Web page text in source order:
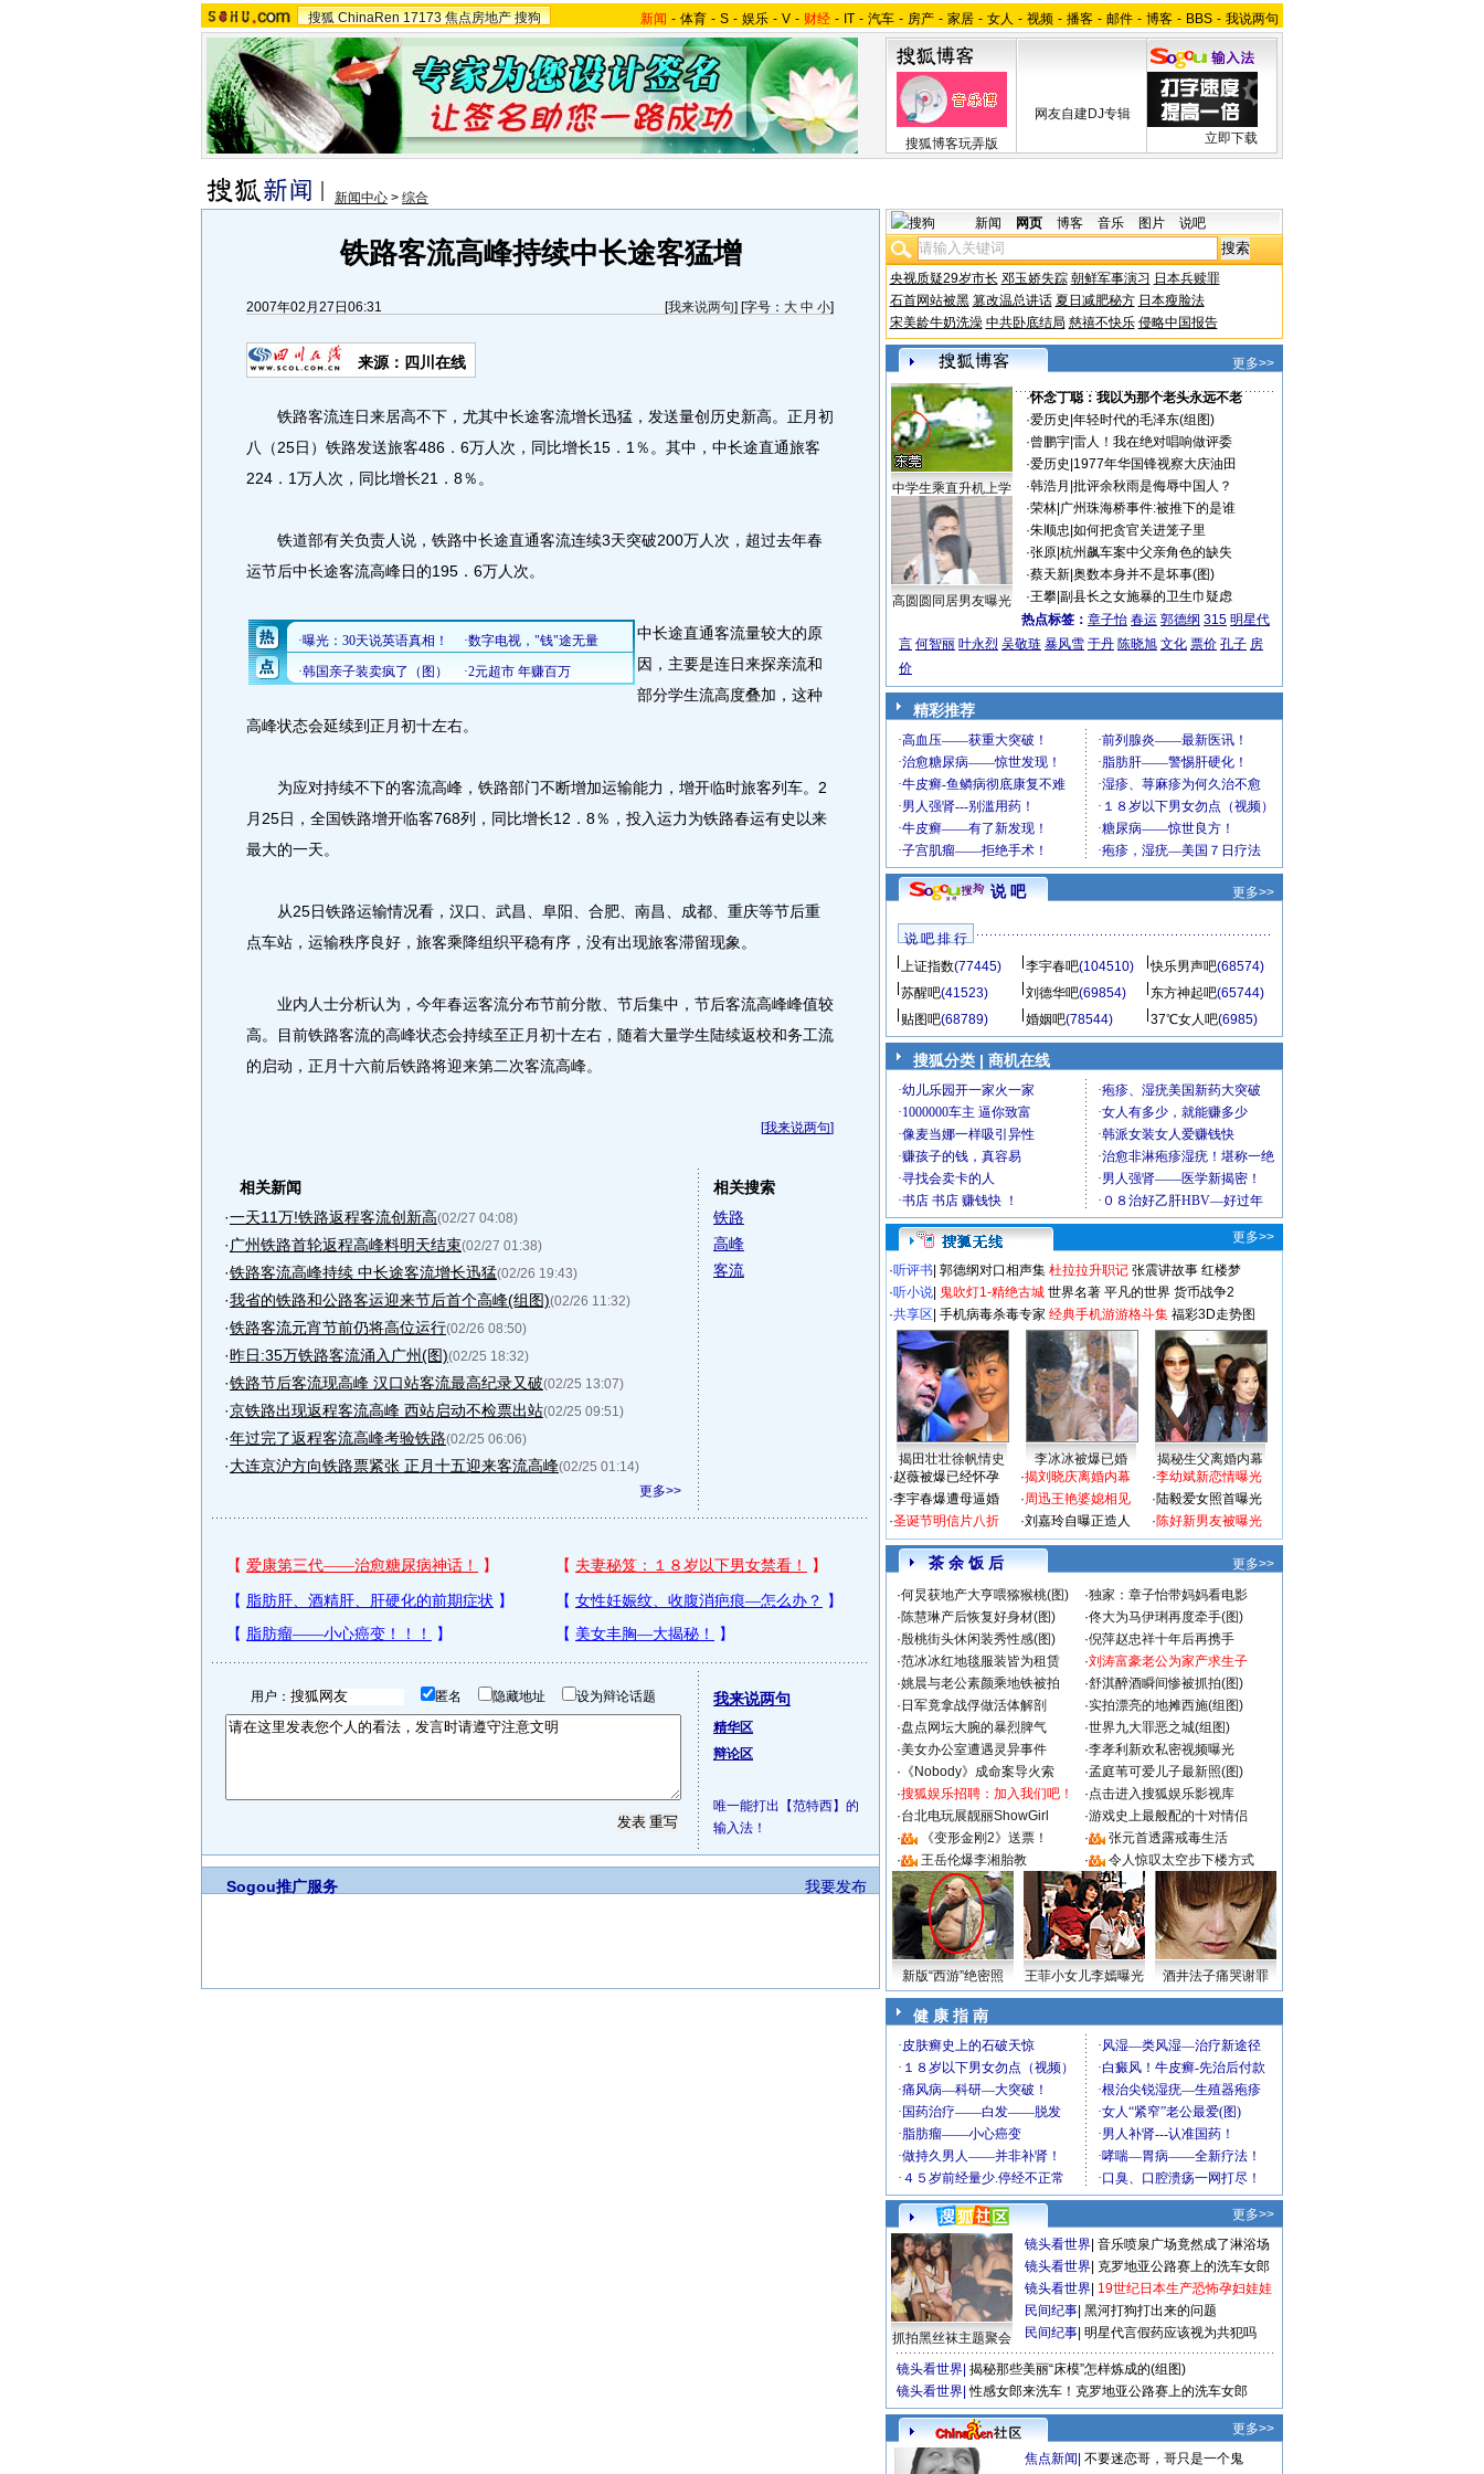
搜狐 ChinaRen 17173 焦点房地产 搜狗 新闻 - 体育 - S - 娱乐 - V - 财经 - IT - 汽车 - 房产 - 家居 - 女人 - 视频 - 播客 - 邮件 - 博客 - BBS - 我说两句
搜狐博客玩弄版
网友自建DJ专辑
立即下载
新闻中心 > 综合
铁路客流高峰持续中长途客猛增
2007年02月27日06:31 [我来说两句] [字号： 大 中 小]
来源：四川在线
铁路客流连日来居高不下，尤其中长途客流增长迅猛，发送量创历史新高。正月初
八（25日）铁路发送旅客486．6万人次，同比增长15．1％。其中，中长途直通旅客
224．1万人次，同比增长21．8％。
铁道部有关负责人说，铁路中长途直通客流连续3天突破200万人次，超过去年春
运节后中长途客流高峰日的195．6万人次。
中长途直通客流量较大的原
因，主要是连日来探亲流和
部分学生流高度叠加，这种
高峰状态会延续到正月初十左右。
为应对持续不下的客流高峰，铁路部门不断增加运输能力，增开临时旅客列车。2
月25日，全国铁路增开临客768列，同比增长12．8％，投入运力为铁路春运有史以来
最大的一天。
从25日铁路运输情况看，汉口、武昌、阜阳、合肥、南昌、成都、重庆等节后重
点车站，运输秩序良好，旅客乘降组织平稳有序，没有出现旅客滞留现象。
业内人士分析认为，今年春运客流分布节前分散、节后集中，节后客流高峰峰值较
高。目前铁路客流的高峰状态会持续至正月初十左右，随着大量学生陆续返校和务工流
的启动，正月十六前后铁路将迎来第二次客流高峰。
[我来说两句]
相关新闻
·一天11万!铁路返程客流创新高(02/27 04:08)
· 广州铁路首轮返程高峰料明天结束(02/27 01:38)
·铁路客流高峰持续 中长途客流增长迅猛(02/26 19:43)
·我省的铁路和公路客运迎来节后首个高峰(组图)(02/26 11:32)
·铁路客流元宵节前仍将高位运行(02/26 08:50)
·昨日:35万铁路客流涌入广州(图)(02/25 18:32)
·铁路节后客流现高峰 汉口站客流最高纪录又破(02/25 13:07)
·京铁路出现返程客流高峰 西站启动不检票出站(02/25 09:51)
·年过完了返程客流高峰考验铁路(02/25 06:06)
·大连京沪方向铁路票紧张 正月十五迎来客流高峰(02/25 01:14)
更多>>
相关搜索
铁路
高峰
客流
用户： 匿名 隐藏地址 设为辩论话题 我来说两句
精华区
辩论区
唯一能打出【范特西】的
输入法！
我要发布
Sogou推广服务
新闻 网页 博客 音乐 图片 说吧
央视质疑29岁市长 邓玉娇失踪 朝鲜军事演习 日本兵赎罪
石首网站被黑 篡改温总讲话 夏日减肥秘方 日本瘦脸法
宋美龄牛奶洗澡 中共卧底结局 慈禧不快乐 侵略中国报告
更多>>
中学生乘直升机上学
高圆圆同居男友曝光
·怀念丁聪：我以为那个老头永远不老
·爱历史 年轻时代的毛泽东(组图)
·曾鹏宇| 雷人！我在绝对唱响做评委
·爱历史 1977年华国锋视察大庆油田
·韩浩月 批评余秋雨是侮辱中国人？
·荣林| 广州珠海桥事件:被推下的是谁
·朱顺忠 如何把贪官关进笼子里
·张原| 杭州飙车案中父亲角色的缺失
·蔡天新| 奥数本身并不是坏事(图)
·王攀| 副县长之女施暴的卫生巾疑虑
热点标签： 章子怡 春运 郭德纲 315 明星代
言 何智丽 叶永烈 吴敬琏 暴风雪 于丹 陈晓旭 文化 票价 孔子 房
价
精彩推荐
说 吧 更多>>
说 吧 排 行
上证指数(77445) 李宇春吧(104510) 快乐男声吧(68574)
苏醒吧(41523) 刘德华吧(69854) 东方神起吧(65744)
贴图吧(68789) 婚姻吧(78544) 37℃女人吧(6985)
搜狐分类 | 商机在线
更多>>
·听评书 郭德纲对口相声集 杜拉拉升职记 张震讲故事 红楼梦
·听小说 鬼吹灯1-精绝古城 世界名著 平凡的世界 货币战争2
·共享区 手机病毒杀毒专家 经典手机游游格斗集 福彩3D走势图
揭田壮壮徐帆情史 李冰冰被爆已婚
揭秘生父离婚内幕
·赵薇被爆已经怀孕
·李宇春爆遭母逼婚
·圣诞节明信片八折
·揭刘晓庆离婚内幕
·周迅王艳婆媳相见
·刘嘉玲自曝正造人
·李幼斌新恋情曝光
·陆毅爱女照首曝光
·陈好新男友被曝光
茶 余 饭 后
更多>>
·何炅获地产大亨喂猕猴桃(图) ·独家：章子怡带妈妈看电影
·陈慧琳产后恢复好身材(图) ·佟大为马伊琍再度牵手(图)
·殷桃街头休闲装秀性感(图) ·倪萍赵忠祥十年后再携手
·范冰冰红地毯服装皆为租赁 ·刘涛富豪老公为家产求生子
·姚晨与老公素颜乘地铁被拍 ·舒淇醉酒瞬间惨被抓拍(图)
· 日军竟拿战俘做活体解剖 ·实拍漂亮的地摊西施(组图)
·盘点网坛大腕的暴烈脾气 ·世界九大罪恶之城(组图)
·美女办公室遭遇灵异事件 ·李孝利新欢私密视频曝光
· 《Nobody》成命案导火索 ·孟庭苇可爱儿子最新照(图)
·搜狐娱乐招聘：加入我们吧！ ·点击进入搜狐娱乐影视库
·台北电玩展靓丽ShowGirl ·游戏史上最般配的十对情侣
·
《变形金刚2》送票！ ·
张元首透露戒毒生活
·
王岳伦爆李湘胎教 · 令人惊叹太空步下楼方式
新版“西游”绝密照 王菲小女儿李嫣曝光 酒井法子痛哭谢罪
健 康 指 南
更多>>
抓拍黑丝袜主题聚会
镜头看世界 音乐喷泉广场竟然成了淋浴场
镜头看世界 克罗地亚公路赛上的洗车女郎
镜头看世界 19世纪日本生产恐怖孕妇娃娃
民间纪事 黑河打狗打出来的问题
民间纪事 明星代言假药应该视为共犯吗
镜头看世界 揭秘那些美丽“床模”怎样炼成的(组图)
镜头看世界 性感女郎来洗车！克罗地亚公路赛上的洗车女郎
更多>>
焦点新闻 不要迷恋哥，哥只是一个鬼